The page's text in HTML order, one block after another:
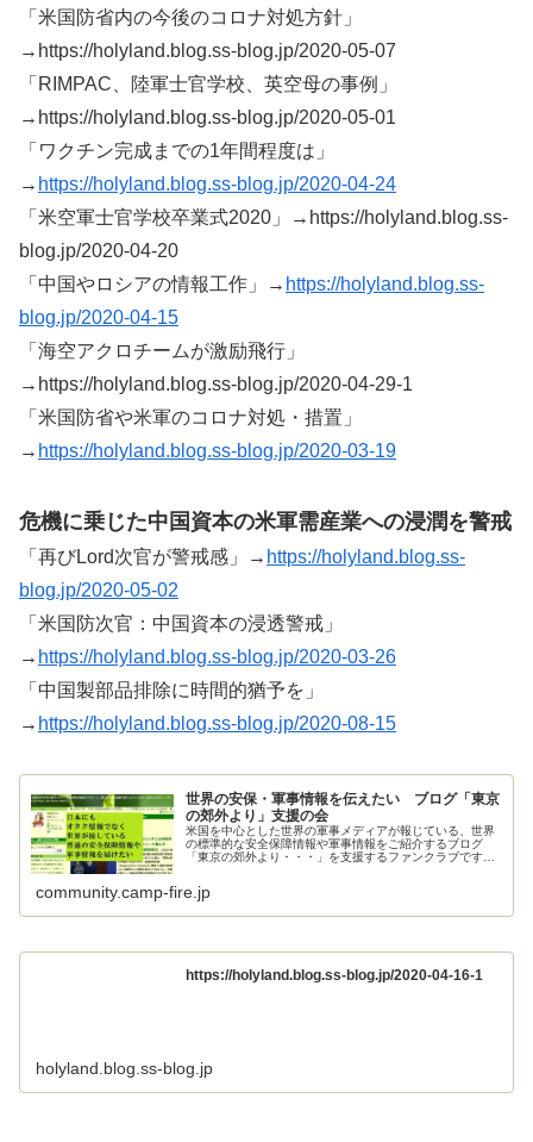
「米国防省内の今後のコロナ対処方針」
→https://holyland.blog.ss-blog.jp/2020-05-07
「RIMPAC、陸軍士官学校、英空母の事例」
→https://holyland.blog.ss-blog.jp/2020-05-01
「ワクチン完成までの1年間程度は」
→ https://holyland.blog.ss-blog.jp/2020-04-24
「米空軍士官学校卒業式2020」→https://holyland.blog.ss-
blog.jp/2020-04-20
「中国やロシアの情報工作」→ https://holyland.blog.ss-
blog.jp/2020-04-15
「海空アクロチームが激励飛行」
→https://holyland.blog.ss-blog.jp/2020-04-29-1
「米国防省や米軍のコロナ対処・措置」
→ https://holyland.blog.ss-blog.jp/2020-03-19
危機に乗じた中国資本の米軍需産業への浸潤を警戒
「再びLord次官が警戒感」→ https://holyland.blog.ss-
blog.jp/2020-05-02
「米国防次官：中国資本の浸透警戒」
→ https://holyland.blog.ss-blog.jp/2020-03-26
「中国製部品排除に時間的猶予を」
→ https://holyland.blog.ss-blog.jp/2020-08-15
世界の安保・軍事情報を伝えたい ブログ「東京
の郊外より」支援の会
米国を中心とした世界の軍事メディアが報じている、世界
の標準的な安全保障情報や軍事情報をご紹介するブログ
「東京の郊外より・・・」を支援するファンクラブです。
community.camp-fire.jp
https://holyland.blog.ss-blog.jp/2020-04-16-1
holyland.blog.ss-blog.jp